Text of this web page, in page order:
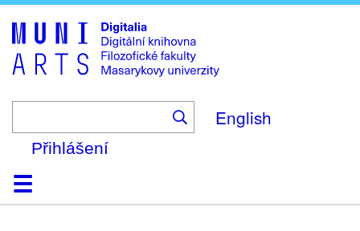
to
main
content
English
Přihlášení
DomůKolekce
Prohlížení
Vyhledávání
O platformě
Nápověda
KontaktDigitalia